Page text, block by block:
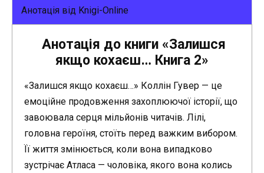
Анотація від Knigi-Online
Анотація до книги «Залишся
якщо кохаєш… Книга 2»
«Залишся якщо кохаєш…» Коллін Гувер — це
емоційне продовження захоплюючої історії, що
завоювала серця мільйонів читачів. Лілі,
головна героїня, стоїть перед важким вибором.
Її життя змінюється, коли вона випадково
зустрічає Атласа — чоловіка, якого вона колись